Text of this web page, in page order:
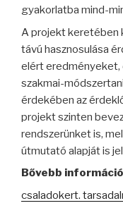
gyakorlatba mind-
A projekt keretében
távú hasznosulása
elért eredményeket,
szakmai-
érdekében az
projekt szinten
rendszerünket is,
útmutató alapját is
Bővebb
csaladokert.